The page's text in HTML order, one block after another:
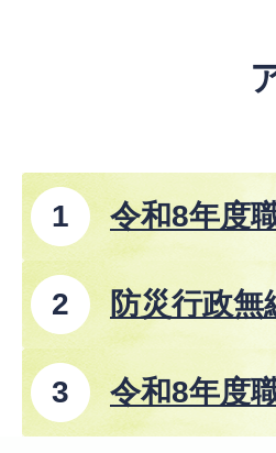
令和8年度
防災行政無
令和8年度